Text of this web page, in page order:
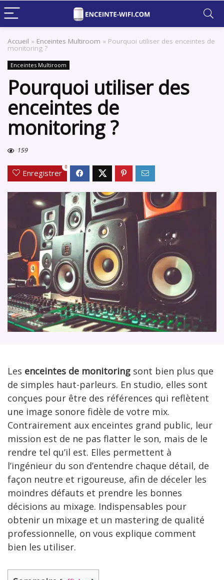
Accueil » Enceintes Multiroom » Pourquoi utiliser des enceintes de
monitoring ?
Enceintes Multiroom
Pourquoi utiliser des
enceintes de
monitoring ?
159
Enregistrer
0
Les enceintes de monitoring sont bien plus que
de simples haut-parleurs. En studio, elles sont
conçues pour être des références qui reflètent
une image sonore fidèle de votre mix.
Contrairement aux enceintes grand public, leur
mission est de ne pas flatter le son, mais de le
rendre tel qu’il est. Elles permettent à
l’ingénieur du son d’entendre chaque détail, de
façon neutre et rigoureuse, afin de déceler les
moindres défauts et prendre les bonnes
décisions au mixage. Indispensables pour
obtenir un mixage et un mastering de qualité
professionnelle, on vous explique comment
bien les utiliser.